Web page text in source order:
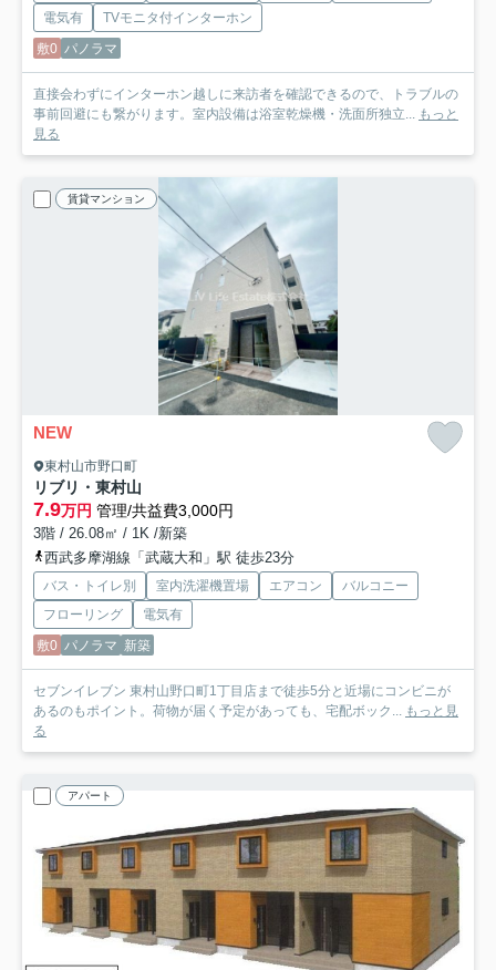
電気有
TVモニタ付インターホン
敷0 パノラマ
直接会わずにインターホン越しに来訪者を確認できるので、トラブルの
事前回避にも繋がります。室内設備は浴室乾燥機・洗面所独立...
もっと
見る
賃貸マンション
NEW
東村山市野口町
リブリ・東村山
7.9万円 管理/共益費3,000円
3階 / 26.08㎡ / 1K /新築
西武多摩湖線「武蔵大和」駅 徒歩23分
バス・トイレ別 室内洗濯機置場 エアコン
バルコニー
フローリング
電気有
敷0 パノラマ 新築
セブンイレブン 東村山野口町1丁目店まで徒歩5分と近場にコンビニが
あるのもポイント。荷物が届く予定があっても、宅配ボック...
もっと見
る
アパート